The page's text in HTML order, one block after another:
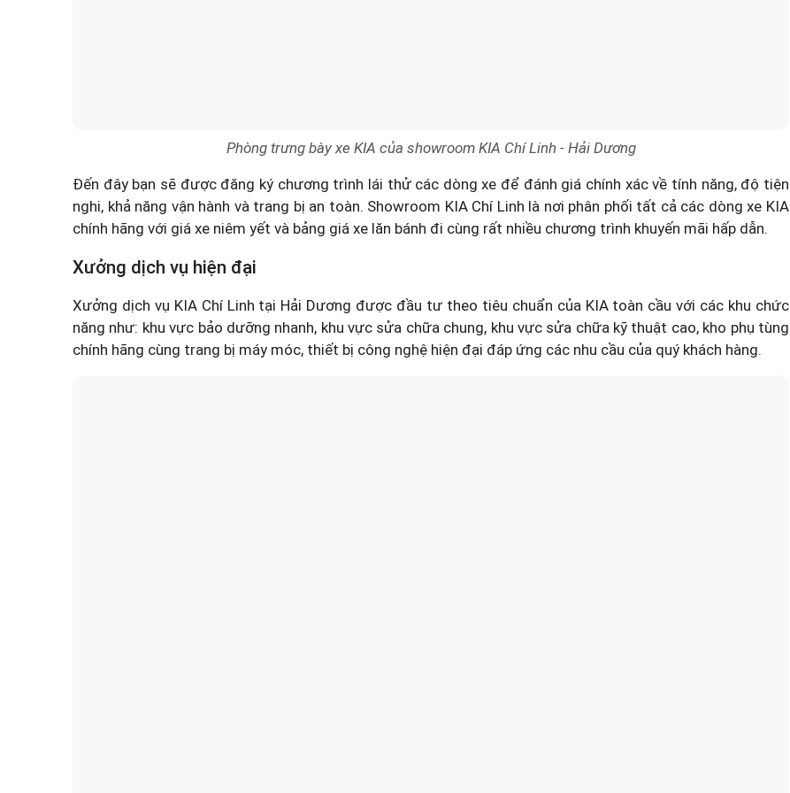
Phòng trưng bày xe KIA của showroom KIA Chí Linh - Hải Dương
Đến đây bạn sẽ được đăng ký chương trình lái thử các dòng xe để đánh giá chính xác về tính năng, độ tiện
nghi, khả năng vận hành và trang bị an toàn. Showroom KIA Chí Linh là nơi phân phối tất cả các dòng xe KIA
chính hãng với giá xe niêm yết và bảng giá xe lăn bánh đi cùng rất nhiều chương trình khuyến mãi hấp dẫn.
Xưởng dịch vụ hiện đại
Xưởng dịch vụ KIA Chí Linh tại Hải Dương được đầu tư theo tiêu chuẩn của KIA toàn cầu với các khu chức
năng như: khu vực bảo dưỡng nhanh, khu vực sửa chữa chung, khu vực sửa chữa kỹ thuật cao, kho phụ tùng
chính hãng cùng trang bị máy móc, thiết bị công nghệ hiện đại đáp ứng các nhu cầu của quý khách hàng.